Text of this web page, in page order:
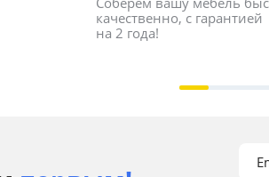
качественно, с гарантией
на 2 года!